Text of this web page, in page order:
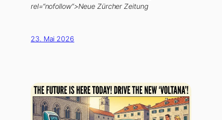
rel=“nofollow“>Neue Zürcher Zeitung
23. Mai 2026